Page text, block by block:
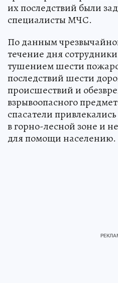
их последствий были
специалисты МЧС.
По данным
течение дня
тушением шести
последствий шести
происшествий и
взрывоопасного
спасатели
в горно-лесной зоне и
для помощи населению.